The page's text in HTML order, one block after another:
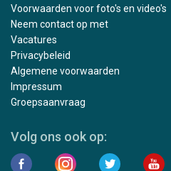
Voorwaarden voor foto's en video's
Neem contact op met
Vacatures
Privacybeleid
Algemene voorwaarden
Impressum
Groepsaanvraag
Volg ons ook op: